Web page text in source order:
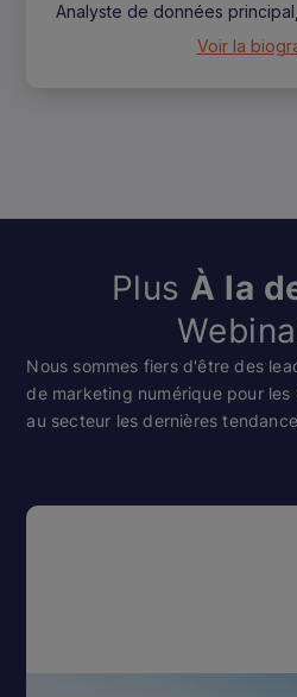
Analyste de données
Voir la
Plus À la
Nous sommes fiers d'être des
de marketing numérique pour
au secteur les dernières